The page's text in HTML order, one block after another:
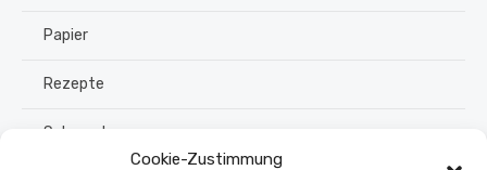
Cookie-Zustimmung
Papier
Rezepte
Schmuck